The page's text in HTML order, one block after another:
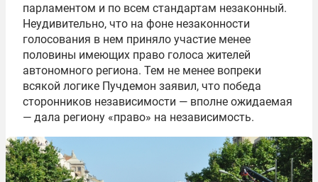
парламентом и по всем стандартам незаконный.
Неудивительно, что на фоне незаконности
голосования в нем приняло участие менее
половины имеющих право голоса жителей
автономного региона. Тем не менее вопреки
всякой логике Пучдемон заявил, что победа
сторонников независимости — вполне ожидаемая
— дала региону «право» на независимость.